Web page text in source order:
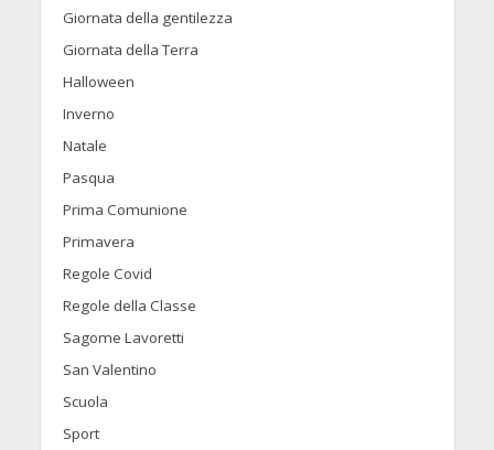
Giornata della gentilezza
Giornata della Terra
Halloween
Inverno
Natale
Pasqua
Prima Comunione
Primavera
Regole Covid
Regole della Classe
Sagome Lavoretti
San Valentino
Scuola
Sport